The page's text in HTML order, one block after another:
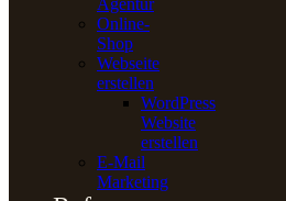
Agentur
Online-
Shop
Webseite
erstellen
WordPress
Website
erstellen
E-Mail
Marketing